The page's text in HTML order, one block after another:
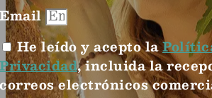
Email
He leído y acepto la
Privacidad, incluida la
correos electrónicos